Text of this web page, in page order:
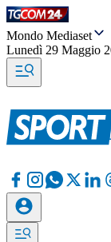
Mondo Mediaset
Lunedì 29 Maggio